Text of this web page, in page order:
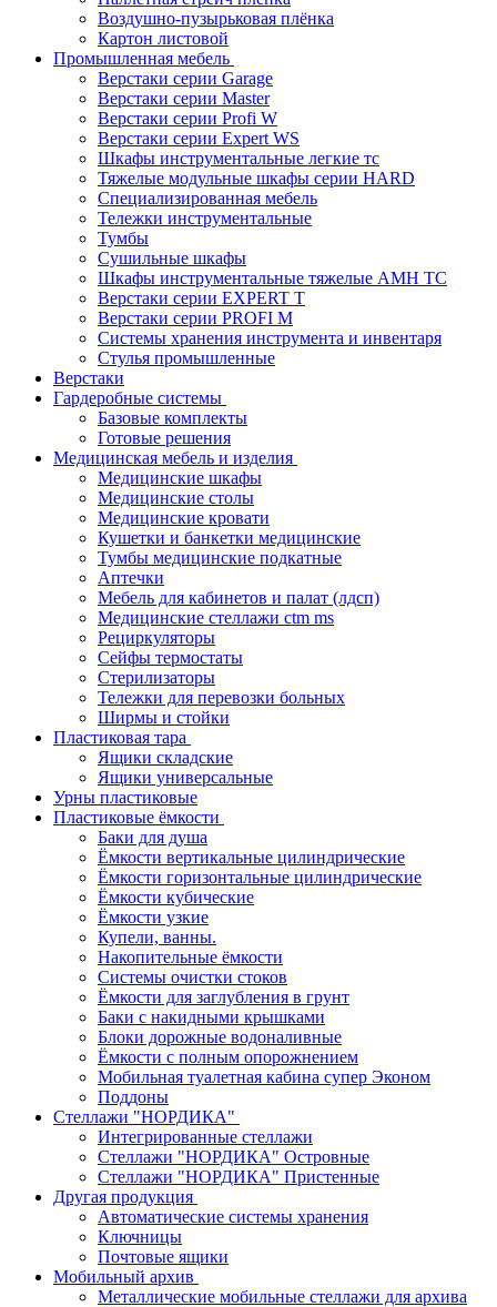
Воздушно-пузырьковая плёнка
Картон листовой
Промышленная мебель
Верстаки серии Garage
Верстаки серии Master
Верстаки серии Profi W
Верстаки серии Expert WS
Шкафы инструментальные легкие тс
Тяжелые модульные шкафы серии HARD
Cпециализированная мебель
Тележки инструментальные
Тумбы
Cушильные шкафы
Шкафы инструментальные тяжелые AMH TC
Верстаки серии EXPERT T
Верстаки серии PROFI M
Системы хранения инструмента и инвентаря
Стулья промышленные
Верстаки
Гардеробные системы
Базовые комплекты
Готовые решения
Медицинская мебель и изделия
Медицинские шкафы
Медицинские столы
Медицинские кровати
Кушетки и банкетки медицинские
Тумбы медицинские подкатные
Аптечки
Мебель для кабинетов и палат (лдсп)
Медицинские стеллажи ctm ms
Рециркуляторы
Сейфы термостаты
Стерилизаторы
Тележки для перевозки больных
Ширмы и стойки
Пластиковая тара
Ящики складские
Ящики универсальные
Урны пластиковые
Пластиковые ёмкости
Баки для душа
Ёмкости вертикальные цилиндрические
Ёмкости горизонтальные цилиндрические
Ёмкости кубические
Ёмкости узкие
Купели, ванны.
Накопительные ёмкости
Системы очистки стоков
Ёмкости для заглубления в грунт
Баки с накидными крышками
Блоки дорожные водоналивные
Ёмкости с полным опорожнением
Мобильная туалетная кабина супер Эконом
Поддоны
Стеллажи "НОРДИКА"
Интегрированные стеллажи
Стеллажи "НОРДИКА" Островные
Стеллажи "НОРДИКА" Пристенные
Другая продукция
Автоматические системы хранения
Ключницы
Почтовые ящики
Мобильный архив
Металлические мобильные стеллажи для архива